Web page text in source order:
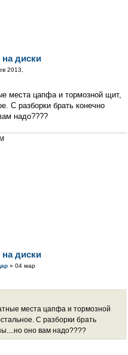
на диски
2013,
места цапфа и тормозной щит,
С разборки брать конечно
надо????
на диски
» 04 мар
места цапфа и тормозной
С разборки брать
оно вам надо????